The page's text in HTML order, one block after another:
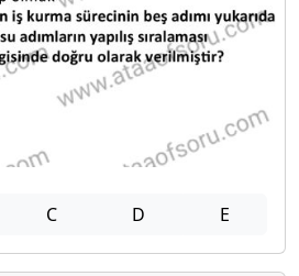
C D E